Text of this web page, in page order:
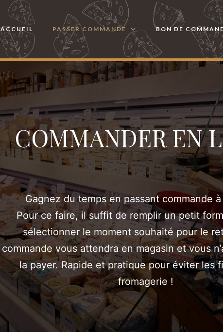
ACCUEIL PASSER COMMANDE BON DE
COMMANDER EN
Gagnez du temps en passant commande à
Pour ce faire, il suffit de remplir un petit
sélectionner le moment souhaité pour le
commande vous attendra en magasin et vous
la payer. Rapide et pratique pour éviter les
fromagerie !